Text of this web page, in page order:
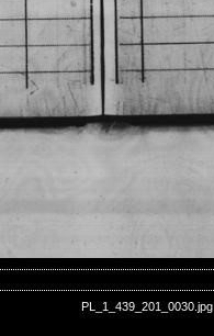
PL_1_439_201_0030.jpg